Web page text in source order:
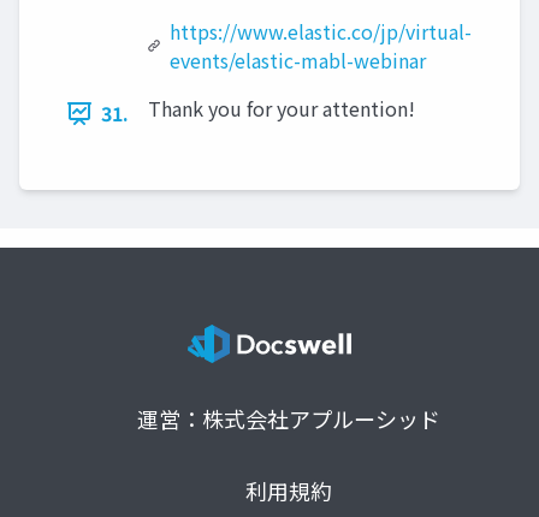
https://www.elastic.co/jp/virtual-
events/elastic-mabl-webinar
31.
Thank you for your attention!
運営：株式会社アプルーシッド
利用規約